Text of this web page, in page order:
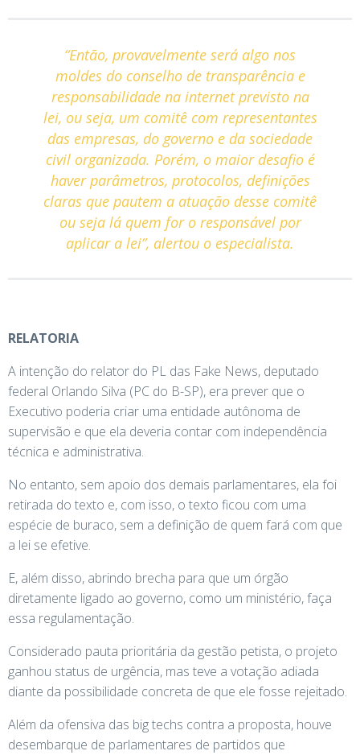
“Então, provavelmente será algo nos
moldes do conselho de transparência e
responsabilidade na internet previsto na
lei, ou seja, um comitê com representantes
das empresas, do governo e da sociedade
civil organizada. Porém, o maior desafio é
haver parâmetros, protocolos, definições
claras que pautem a atuação desse comitê
ou seja lá quem for o responsável por
aplicar a lei”, alertou o especialista.
RELATORIA
A intenção do relator do PL das Fake News, deputado
federal Orlando Silva (PC do B-SP), era prever que o
Executivo poderia criar uma entidade autônoma de
supervisão e que ela deveria contar com independência
técnica e administrativa.
No entanto, sem apoio dos demais parlamentares, ela foi
retirada do texto e, com isso, o texto ficou com uma
espécie de buraco, sem a definição de quem fará com que
a lei se efetive.
E, além disso, abrindo brecha para que um órgão
diretamente ligado ao governo, como um ministério, faça
essa regulamentação.
Considerado pauta prioritária da gestão petista, o projeto
ganhou status de urgência, mas teve a votação adiada
diante da possibilidade concreta de que ele fosse rejeitado.
Além da ofensiva das big techs contra a proposta, houve
desembarque de parlamentares de partidos que